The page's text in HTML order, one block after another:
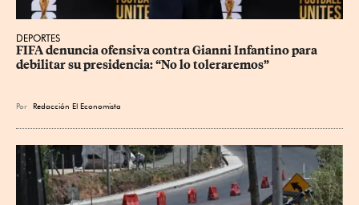
DEPORTES
FIFA denuncia ofensiva contra Gianni Infantino para
debilitar su presidencia: “No lo toleraremos”
Por Redacción El Economista